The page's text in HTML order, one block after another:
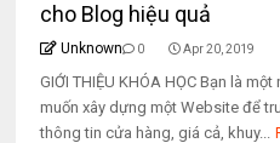
cho Blog hiệu quả
Unknown 0 Apr 20, 2019
GIỚI THIỆU KHÓA HỌC Bạn là
muốn xây dựng một Website để
thông tin cửa hàng, giá cả, khuy...